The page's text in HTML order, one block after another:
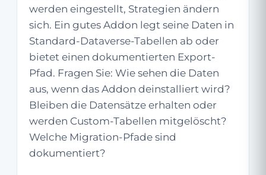
werden eingestellt, Strategien ändern
sich. Ein gutes Addon legt seine Daten in
Standard-Dataverse-Tabellen ab oder
bietet einen dokumentierten Export-
Pfad. Fragen Sie: Wie sehen die Daten
aus, wenn das Addon deinstalliert wird?
Bleiben die Datensätze erhalten oder
werden Custom-Tabellen mitgelöscht?
Welche Migration-Pfade sind
dokumentiert?